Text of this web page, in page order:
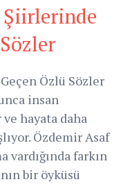
Şiirlerinde
Özlü Sözler
insan
hayata daha
Özdemir Asaf
vardığında farkın
bir öyküsü